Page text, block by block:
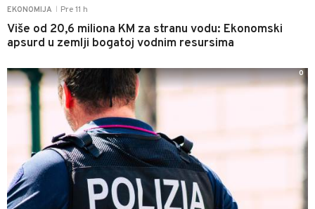
EKONOMIJA Pre 11 h
Više od 20,6 miliona KM za stranu vodu: Ekonomski
apsurd u zemlji bogatoj vodnim resursima
0